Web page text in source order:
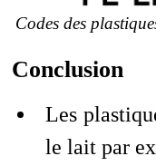
Codes des
Conclusion
Les
le lait par